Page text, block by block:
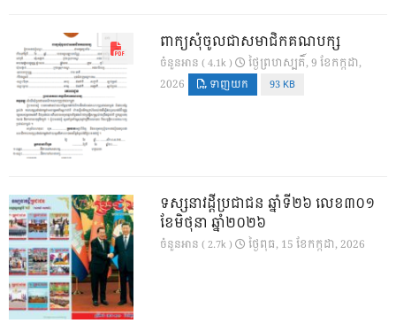
ពាក្យសុំចូលជាសមាជិកគណបក្ស
ចំនួនអាន ( 4.1k )
ថ្ងៃ​ព្រហស្បតិ៍, 9 ខែ​កក្កដា,
2026
ទាញយក 93 KB
ទស្សនាវដ្ដីប្រជាជន ឆ្នាំទី២៦ លេខ៣០១
ខែមិថុនា ឆ្នាំ២០២៦
ចំនួនអាន ( 2.7k ) ថ្ងៃ​ពុធ, 15 ខែ​កក្កដា, 2026